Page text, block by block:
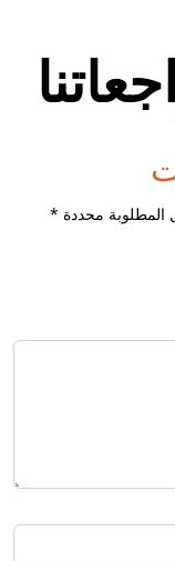
المطلوبة محددة *